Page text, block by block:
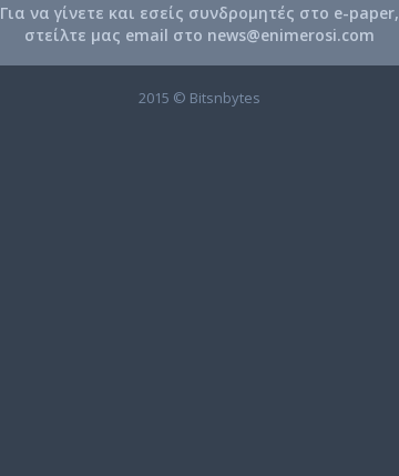
Για να γίνετε και εσείς συνδρομητές στο e-paper,
στείλτε μας email στο news@enimerosi.com
2015 © Bitsnbytes